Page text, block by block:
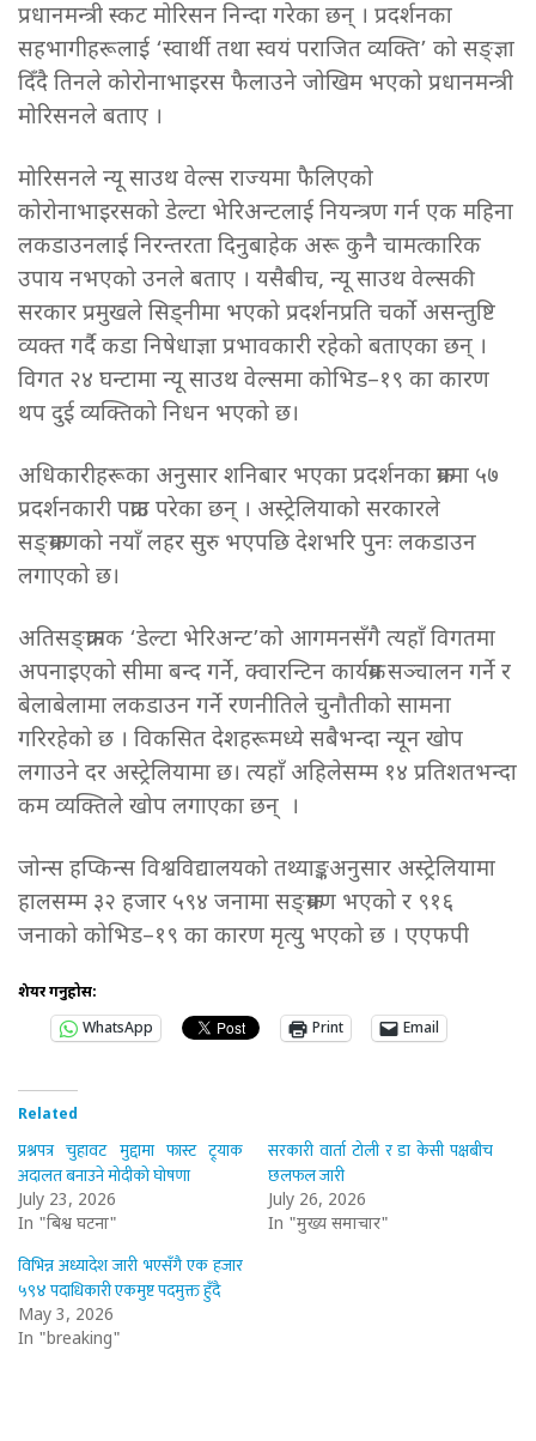
प्रधानमन्त्री स्कट मोरिसन निन्दा गरेका छन् । प्रदर्शनका
सहभागीहरूलाई ‘स्वार्थी तथा स्वयं पराजित व्यक्ति’ को सङ्ज्ञा
दिँदै तिनले कोरोनाभाइरस फैलाउने जोखिम भएको प्रधानमन्त्री
मोरिसनले बताए ।
मोरिसनले न्यू साउथ वेल्स राज्यमा फैलिएको
कोरोनाभाइरसको डेल्टा भेरिअन्टलाई नियन्त्रण गर्न एक महिना
लकडाउनलाई निरन्तरता दिनुबाहेक अरू कुनै चामत्कारिक
उपाय नभएको उनले बताए । यसैबीच, न्यू साउथ वेल्सकी
सरकार प्रमुखले सिड्नीमा भएको प्रदर्शनप्रति चर्को असन्तुष्टि
व्यक्त गर्दै कडा निषेधाज्ञा प्रभावकारी रहेको बताएका छन् ।
विगत २४ घन्टामा न्यू साउथ वेल्समा कोभिड–१९ का कारण
थप दुई व्यक्तिको निधन भएको छ।
अधिकारीहरूका अनुसार शनिबार भएका प्रदर्शनका क्रममा ५७
प्रदर्शनकारी पक्राउ परेका छन् । अस्ट्रेलियाको सरकारले
सङ्क्रमणको नयाँ लहर सुरु भएपछि देशभरि पुनः लकडाउन
लगाएको छ।
अतिसङ्क्रामक ‘डेल्टा भेरिअन्ट’को आगमनसँगै त्यहाँ विगतमा
अपनाइएको सीमा बन्द गर्ने, क्वारन्टिन कार्यक्रम सञ्चालन गर्ने र
बेलाबेलामा लकडाउन गर्ने रणनीतिले चुनौतीको सामना
गरिरहेको छ । विकसित देशहरूमध्ये सबैभन्दा न्यून खोप
लगाउने दर अस्ट्रेलियामा छ। त्यहाँ अहिलेसम्म १४ प्रतिशतभन्दा
कम व्यक्तिले खोप लगाएका छन् ।
जोन्स हप्किन्स विश्वविद्यालयको तथ्याङ्कअनुसार अस्ट्रेलियामा
हालसम्म ३२ हजार ५९४ जनामा सङ्क्रमण भएको र ९१६
जनाको कोभिड–१९ का कारण मृत्यु भएको छ । एएफपी
शेयर गर्नुहोस:
WhatsApp
Print Email
Related
प्रश्नपत्र चुहावट मुद्दामा फास्ट ट्र्याक
अदालत बनाउने मोदीको घोषणा
July 23, 2026
In "बिश्व घटना"
सरकारी वार्ता टोली र डा केसी पक्षबीच
छलफल जारी
July 26, 2026
In "मुख्य समाचार"
विभिन्न अध्यादेश जारी भएसँगै एक हजार
५९४ पदाधिकारी एकमुष्ट पदमुक्त हुँदै
May 3, 2026
In "breaking"